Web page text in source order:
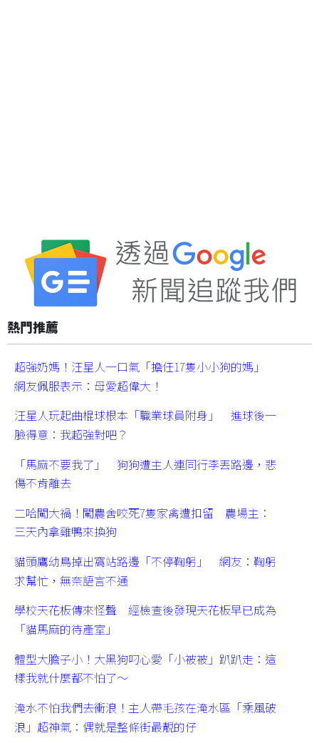
熱門推薦
超強奶媽！汪星人一口氣「擔任17隻小小狗的媽」
網友佩服表示：母愛超偉大！
汪星人玩起曲棍球根本「職業球員附身」 進球後一
臉得意：我超強對吧？
「馬麻不要我了」 狗狗遭主人連同行李丟路邊，悲
傷不肯離去
二哈闖大禍！闖農舍咬死7隻家禽遭扣留 農場主：
三天內拿雞鴨來換狗
貓頭鷹幼鳥掉出窩站路邊「不停鞠躬」 網友：鞠躬
求幫忙，無奈語言不通
學校天花板傳來怪聲 經檢查後發現天花板早已成為
「貓馬麻的待產室」
體型大膽子小！大黑狗叼心愛「小被被」趴趴走：這
樣我就什麼都不怕了～
淹水不怕我們去衝浪！主人帶毛孩在淹水區「乘風破
浪」超神氣：偶就是整條街最靚的仔